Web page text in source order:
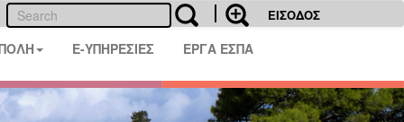
ΕΙΣΟΔΟΣ
E-ΥΠΗΡΕΣΙΕΣ ΕΡΓΑ ΕΣΠΑ